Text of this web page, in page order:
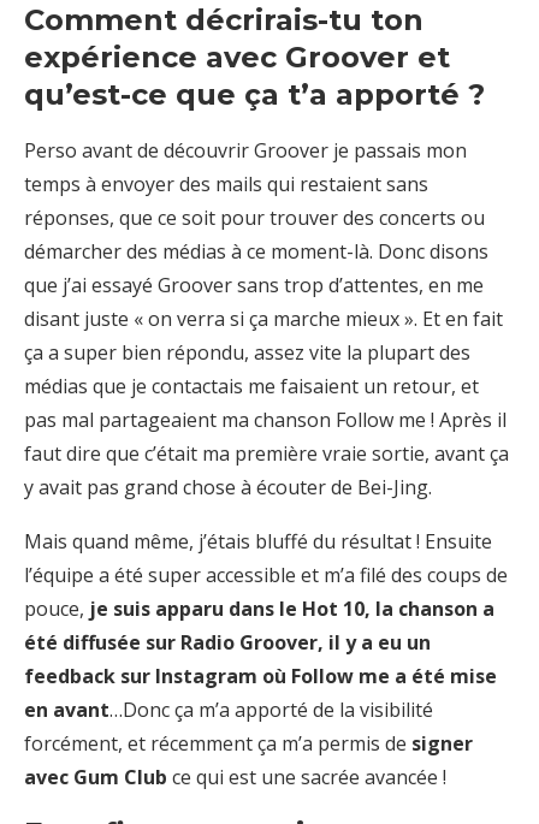
Comment décrirais-tu ton
expérience avec Groover et
qu’est-ce que ça t’a apporté ?
Perso avant de découvrir Groover je passais mon
temps à envoyer des mails qui restaient sans
réponses, que ce soit pour trouver des concerts ou
démarcher des médias à ce moment-là. Donc disons
que j’ai essayé Groover sans trop d’attentes, en me
disant juste « on verra si ça marche mieux ». Et en fait
ça a super bien répondu, assez vite la plupart des
médias que je contactais me faisaient un retour, et
pas mal partageaient ma chanson Follow me ! Après il
faut dire que c’était ma première vraie sortie, avant ça
y avait pas grand chose à écouter de Bei-Jing.
Mais quand même, j’étais bluffé du résultat ! Ensuite
l’équipe a été super accessible et m’a filé des coups de
pouce, je suis apparu dans le Hot 10, la chanson a
été diffusée sur Radio Groover, il y a eu un
feedback sur Instagram où Follow me a été mise
en avant…Donc ça m’a apporté de la visibilité
forcément, et récemment ça m’a permis de signer
avec Gum Club ce qui est une sacrée avancée !